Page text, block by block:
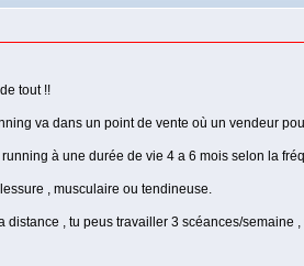
tout !!
va dans un point de vente où un vendeur
à une durée de vie 4 a 6 mois selon la
, musculaire ou tendineuse.
distance , tu peus travailler 3 scéances/